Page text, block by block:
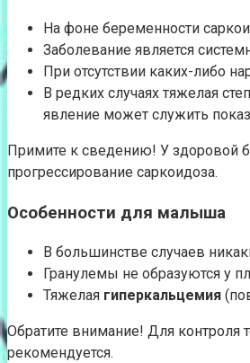
На фоне беременности
Заболевание является
При отсутствии каких-либо
В редких случаях тяжелая
явление может служить
Примите к сведению! У здоровой
прогрессирование саркоидоза.
Особенности для малыша
В большинстве случаев
Гранулемы не образуются у
Тяжелая гиперкальцемия
Обратите внимание! Для контроля
рекомендуется.